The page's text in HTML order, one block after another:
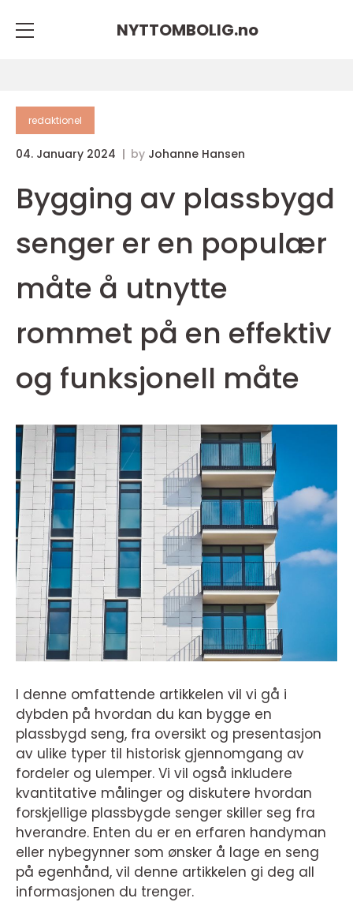
NYTTOMBOLIG.no
redaktionel
04. January 2024 by Johanne Hansen
Bygging av plassbygd
senger er en populær
måte å utnytte
rommet på en effektiv
og funksjonell måte
I denne omfattende artikkelen vil vi gå i
dybden på hvordan du kan bygge en
plassbygd seng, fra oversikt og presentasjon
av ulike typer til historisk gjennomgang av
fordeler og ulemper. Vi vil også inkludere
kvantitative målinger og diskutere hvordan
forskjellige plassbygde senger skiller seg fra
hverandre. Enten du er en erfaren handyman
eller nybegynner som ønsker å lage en seng
på egenhånd, vil denne artikkelen gi deg all
informasjonen du trenger.